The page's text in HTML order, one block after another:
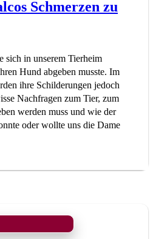
Schmerzen zu
sich in unserem Tierheim
Hund abgeben musste. Im
ihre Schilderungen jedoch
Nachfragen zum Tier, zum
werden muss und wie der
oder wollte uns die Dame